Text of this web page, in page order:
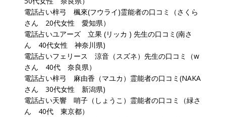
電話占い梓弓 楓來(フウライ)霊能者の口コミ（さくら
さん 20代女性 愛知県）
電話占いユアーズ 立果 (リッカ ) 先生の口コミ(南さ
ん 40代女性 神奈川県)
電話占いフェリース 涼音（スズネ）先生の口コミ（w
さん 40代 奈良県）
電話占い梓弓 麻由香（マユカ）霊能者の口コミ(NAKA
さん 30代女性 新潟県)
電話占い天響 哨子（しょうこ）霊能者の口コミ（緑さ
ん 40代 東京都）